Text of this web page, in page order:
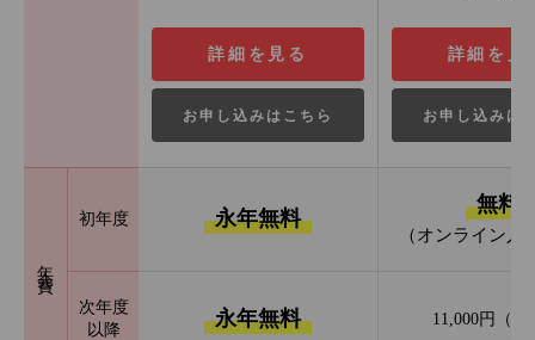
詳細を見る
お申し込みはこちら
詳細を見
お申し込みは
年会費
初年度 永年無料
無料
（オンライン入
次年度
以降
永年無料 11,000円（税